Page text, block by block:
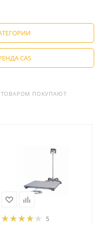
CAS
ТОВАРОМ ПОКУПАЮТ
5